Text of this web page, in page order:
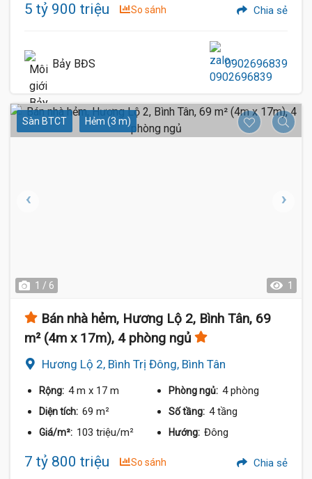
5 tỷ 900 triệu So sánh Chia sẻ
Bảy BĐS 0902696839
Sàn BTCT Hẻm (3 m)
1 / 6 1
Bán nhà hẻm, Hương Lộ 2, Bình Tân, 69
m² (4m x 17m), 4 phòng ngủ
Hương Lộ 2, Bình Trị Đông, Bình Tân
Rộng: 4 m x 17 m Phòng ngủ: 4 phòng
Diện tích: 69 m² Số tầng: 4 tầng
Giá/m²: 103 triệu/m² Hướng: Đông
7 tỷ 800 triệu So sánh Chia sẻ